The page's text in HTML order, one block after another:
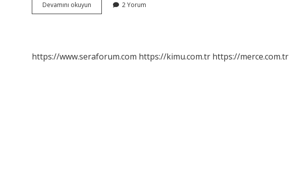
Devamını okuyun
Bb
2 Yorum
https://www.seraforum.com https://kimu.com.tr https://merce.com.tr